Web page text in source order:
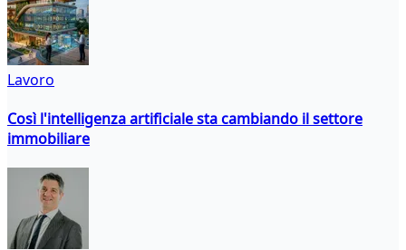
Lavoro
Così l'intelligenza artificiale sta cambiando il settore
immobiliare